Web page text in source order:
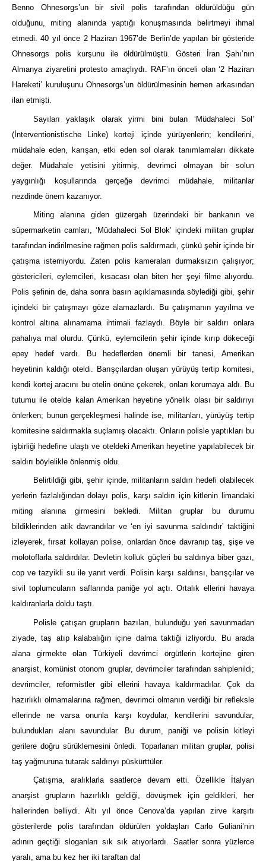
Benno Ohnesorgs’un bir sivil polis tarafından öldürüldüğü gün
olduğunu, miting alanında yaptığı konuşmasında belirtmeyi ihmal
etmedi. 40 yıl önce 2 Haziran 1967’de Berlin’de yapılan bir gösteride
Ohnesorgs polis kurşunu ile öldürülmüştü. Gösteri İran Şahı’nın
Almanya ziyaretini protesto amaçlıydı. RAF’ın önceli olan ‘2 Haziran
Hareketi’ kuruluşunu Ohnesorgs’un öldürülmesinin hemen arkasından
ilan etmişti.
Sayıları yaklaşık olarak yirmi bini bulan ‘Müdahaleci Sol’
(İnterventionistische Linke) korteji içinde yürüyenlerin; kendilerini,
müdahale eden, karışan, etki eden sol olarak tanımlamaları dikkate
değer. Müdahale yetisini yitirmiş, devrimci olmayan bir solun
yaygınlığı koşullarında gerçeğe devrimci müdahale, militanlar
nezdinde önem kazanıyor.
Miting alanına giden güzergah üzerindeki bir bankanın ve
süpermarketin camları, ‘Müdahaleci Sol Blok’ içindeki militan gruplar
tarafından indirilmesine rağmen polis saldırmadı, çünkü şehir içinde bir
çatışma istemiyordu. Zaten polis kameraları durmaksızın çalışıyor;
göstericileri, eylemcileri, kısacası olan biten her şeyi filme alıyordu.
Polis şefinin de, daha sonra basın açıklamasında söylediği gibi, şehir
içindeki bir çatışmayı göze alamazlardı. Bu çatışmanın yayılma ve
kontrol altına alınamama ihtimali fazlaydı. Böyle bir saldırı onlara
pahalıya mal olurdu. Çünkü, eylemcilerin şehir içinde kırıp dökeceği
epey hedef vardı. Bu hedeflerden önemli bir tanesi, Amerikan
heyetinin kaldığı oteldi. Barışçılardan oluşan yürüyüş tertip komitesi,
kendi kortej aracını bu otelin önüne çekerek, onları korumaya aldı. Bu
tutumu ile otelde kalan Amerikan heyetine yönelik olası bir saldırıyı
önlerken; bunun gerçekleşmesi halinde ise, militanları, yürüyüş tertip
komitesine saldırmakla suçlamış olacaktı. Onların polisle yaptıkları bu
işbirliği hedefine ulaştı ve oteldeki Amerikan heyetine yapılabilecek bir
saldırı böylelikle önlenmiş oldu.
Belirtildiği gibi, şehir içinde, militanların saldırı hedefi olabilecek
yerlerin fazlalığından dolayı polis, karşı saldırı için kitlenin limandaki
miting alanına girmesini bekledi. Militan gruplar bu durumu
bildiklerinden atik davrandılar ve ‘en iyi savunma saldırıdır’ taktiğini
izleyerek, fırsat kollayan polise, onlardan önce davranıp taş, şişe ve
molotoflarla saldırdılar. Devletin kolluk güçleri bu saldırıya biber gazı,
cop ve tazyikli su ile yanıt verdi. Polisin karşı saldırısı, barışçılar ve
sivil toplumcuların saflarında paniğe yol açtı. Ortalık ellerini havaya
kaldıranlarla doldu taştı.
Polisle çatışan grupların bazıları, bulunduğu yeri savunmadan
ziyade, taş atıp kalabalığın içine dalma taktiği izliyordu. Bu arada
alana girmekte olan Türkiyeli devrimci örgütlerin kortejine giren
anarşist, komünist otonom gruplar, devrimciler tarafından sahiplenildi;
devrimciler, reformistler gibi ellerini havaya kaldırmadılar. Çok da
hazırlıklı olmamalarına rağmen, devrimci olmanın verdiği bir refleksle
ellerinde ne varsa onunla karşı koydular, kendilerini savundular,
bulundukları alanı savundular. Bu durum, paniği ve polisin kitleyi
gerilere doğru sürüklemesini önledi. Toparlanan militan gruplar, polisi
taş yağmuruna tutarak saldırıyı püskürttüler.
Çatışma, aralıklarla saatlerce devam etti. Özellikle İtalyan
anarşist grupların hazırlıklı geldiği, dövüşmek için geldikleri, her
hallerinden belliydi. Altı yıl önce Cenova’da yapılan zirve karşıtı
gösterilerde polis tarafından öldürülen yoldaşları Carlo Guliani’nin
adının geçtiği sloganları sık sık atıyorlardı. Saatler sonra yüzlerce
yaralı, ama bu kez her iki taraftan da!